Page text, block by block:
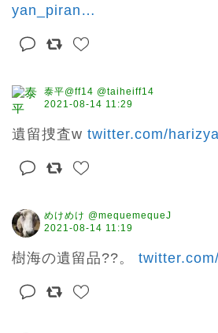
yan_piran …
泰平@ff14 @taiheiff14
2021-08-14 11:29
遺留捜査w twitter.com/
めけめけ @mequemequeJ
2021-08-14 11:19
樹海の遺留品??。